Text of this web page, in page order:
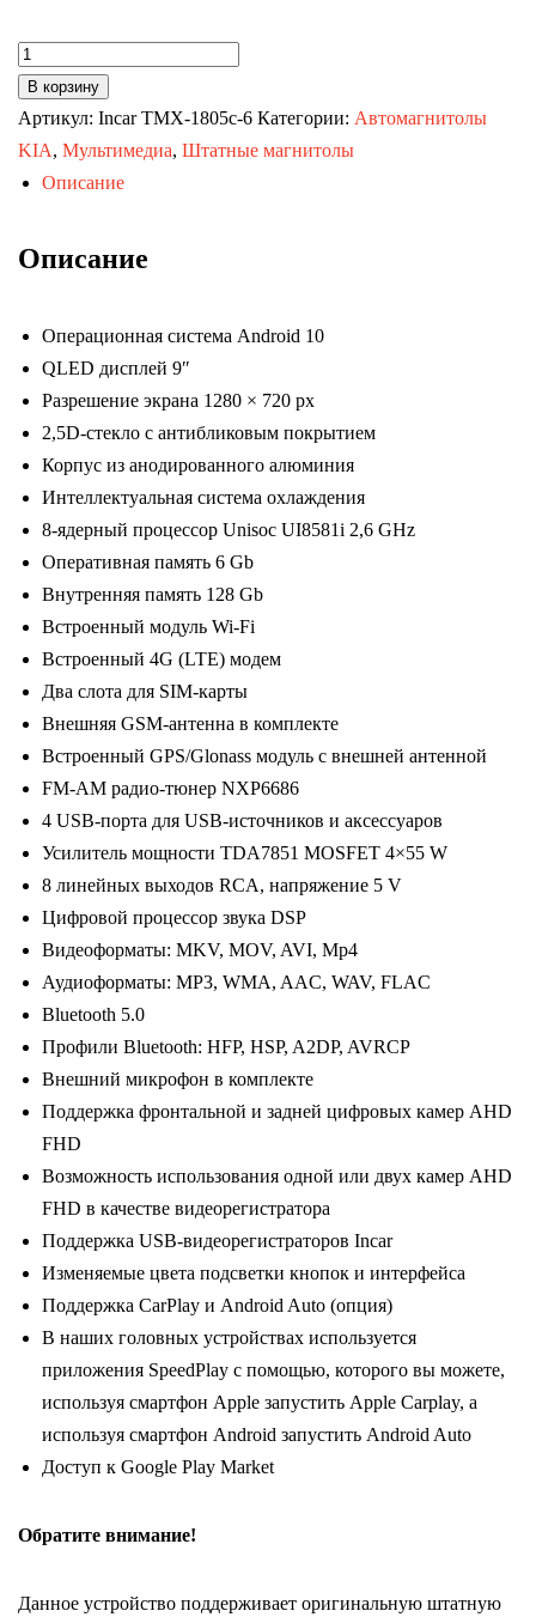
Количество
товара
Автомагнитола
KIA
Sorento-
13-
комплектации
авто
с
камерой
заднего
вида
(Maximum
Incar
TMX-
1805c-
6)
Android
10,
QLED
1280x720,
8
ядер,
BT
5.0,
4G,
Wi-
Fi,
DSP,
память
6Gb+128Gb,
дюймов
В корзину
Артикул: Incar TMX-1805c-6 Категории: Автомагнитолы
KIA, Мультимедиа, Штатные магнитолы
Описание
Описание
Операционная система Android 10
QLED дисплей 9″
Разрешение экрана 1280 × 720 px
2,5D-стекло с антибликовым покрытием
Корпус из анодированного алюминия
Интеллектуальная система охлаждения
8-ядерный процессор Unisoc UI8581i 2,6 GHz
Оперативная память 6 Gb
Внутренняя память 128 Gb
Встроенный модуль Wi-Fi
Встроенный 4G (LTE) модем
Два слота для SIM-карты
Внешняя GSM-антенна в комплекте
Встроенный GPS/Glonass модуль с внешней антенной
FM-AM радио-тюнер NXP6686
4 USB-порта для USB-источников и аксессуаров
Усилитель мощности TDA7851 MOSFET 4×55 W
8 линейных выходов RCA, напряжение 5 V
Цифровой процессор звука DSP
Видеоформаты: MKV, MOV, AVI, Mp4
Аудиоформаты: MP3, WMA, AAC, WAV, FLAC
Bluetooth 5.0
Профили Bluetooth: HFP, HSP, A2DP, AVRCP
Внешний микрофон в комплекте
Поддержка фронтальной и задней цифровых камер AHD
FHD
Возможность использования одной или двух камер AHD
FHD в качестве видеорегистратора
Поддержка USB-видеорегистраторов Incar
Изменяемые цвета подсветки кнопок и интерфейса
Поддержка CarPlay и Android Auto (опция)
В наших головных устройствах используется
приложения SpeedPlay с помощью, которого вы можете,
используя смартфон Apple запустить Apple Carplay, а
используя смартфон Android запустить Android Auto
Доступ к Google Play Market
Обратите внимание!
Данное устройство поддерживает оригинальную штатную